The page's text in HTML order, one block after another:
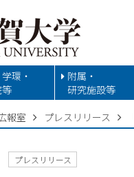
環・
附属・
研究施設等
報室 プレスリリース
プレスリリース